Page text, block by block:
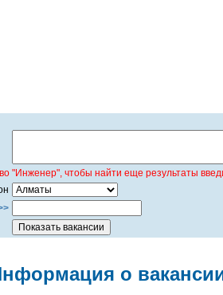
"Инженер", чтобы найти еще результаты
о